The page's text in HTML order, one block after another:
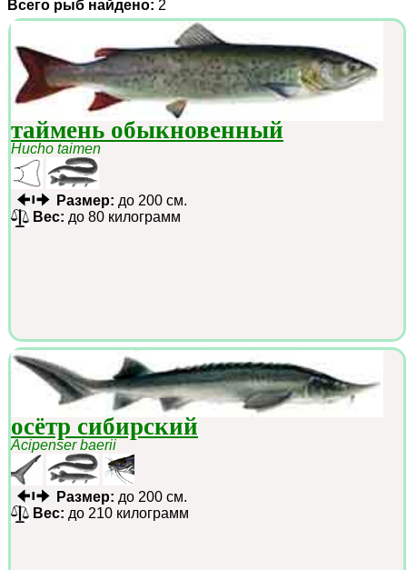
Всего рыб найдено: 2
таймень обыкновенный
Hucho taimen
Размер: до 200 см.
Вес: до 80 килограмм
осётр сибирский
Acipenser baerii
Размер: до 200 см.
Вес: до 210 килограмм